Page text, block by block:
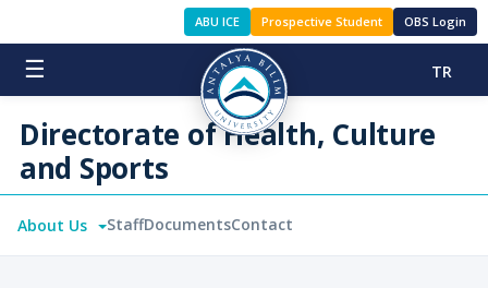
ABU ICE Prospective Student OBS Login
☰ TR
Directorate of Health, Culture
and Sports
About Us StaffDocumentsContact